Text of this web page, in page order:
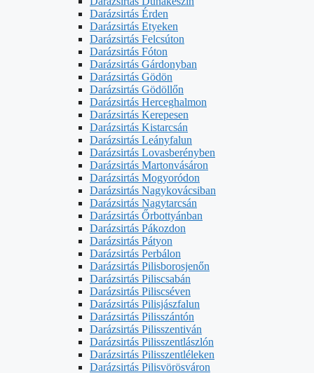
Darázsirtás Érden
Darázsirtás Etyeken
Darázsirtás Felcsúton
Darázsirtás Fóton
Darázsirtás Gárdonyban
Darázsirtás Gödön
Darázsirtás Gödöllőn
Darázsirtás Herceghalmon
Darázsirtás Kerepesen
Darázsirtás Kistarcsán
Darázsirtás Leányfalun
Darázsirtás Lovasberényben
Darázsirtás Martonvásáron
Darázsirtás Mogyoródon
Darázsirtás Nagykovácsiban
Darázsirtás Nagytarcsán
Darázsirtás Őrbottyánban
Darázsirtás Pákozdon
Darázsirtás Pátyon
Darázsirtás Perbálon
Darázsirtás Pilisborosjenőn
Darázsirtás Piliscsabán
Darázsirtás Piliscséven
Darázsirtás Pilisjászfalun
Darázsirtás Pilisszántón
Darázsirtás Pilisszentiván
Darázsirtás Pilisszentlászlón
Darázsirtás Pilisszentléleken
Darázsirtás Pilisvörösváron